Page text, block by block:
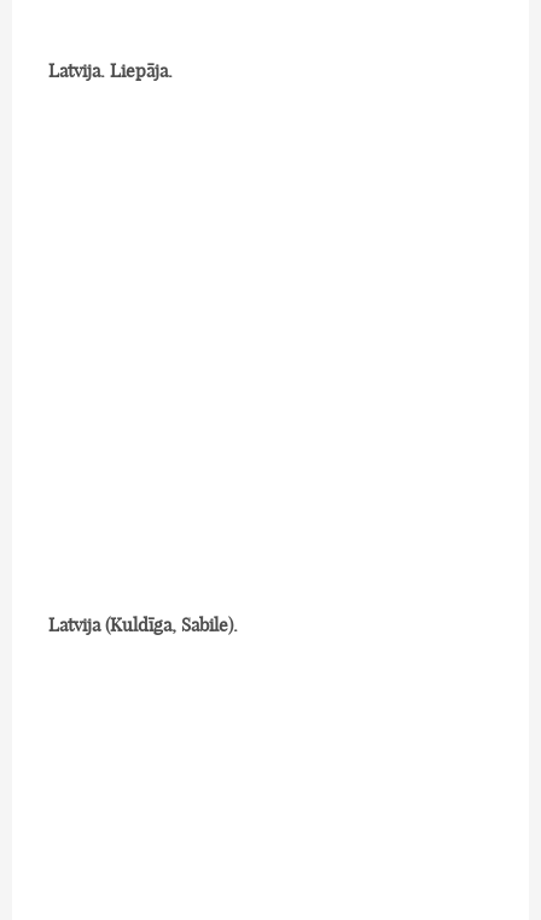
Latvija. Liepāja.
Latvija (Kuldīga, Sabile).